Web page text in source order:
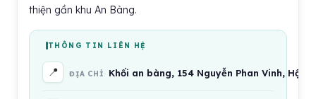
thiện gần khu An Bàng.
THÔNG TIN LIÊN HỆ
📍 ĐỊA CHỈ Khối an bàng, 154 Nguyễn Phan Vinh, Hội